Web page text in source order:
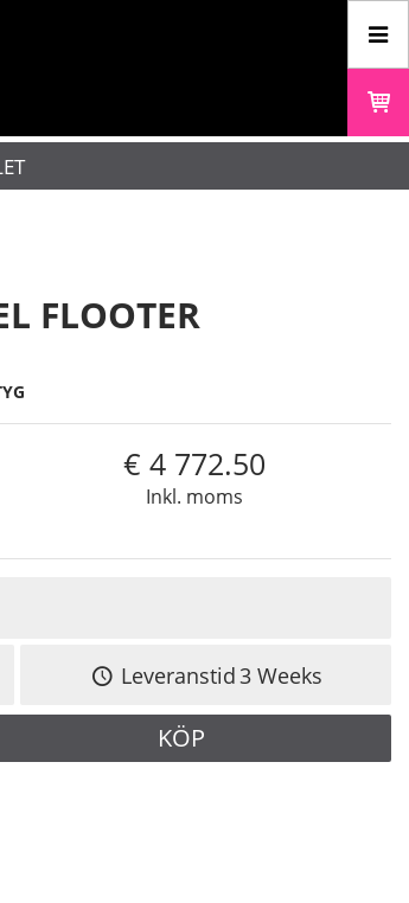
FLOOTER
Inkl. moms
4 772.50
Leveranstid3 Weeks
KÖP